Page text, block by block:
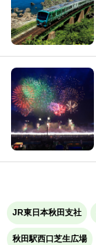
JR東日本秋田支社
秋田駅西口芝生広場